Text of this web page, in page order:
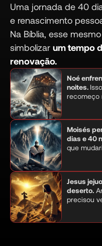
Uma jornada de 40
e renascimento
Na Bíblia, esse
simbolizar um tempo
renovação.
Noé
noites.
recomeço
Moisés
dias e 40
que
Jesus
deserto.
precisou